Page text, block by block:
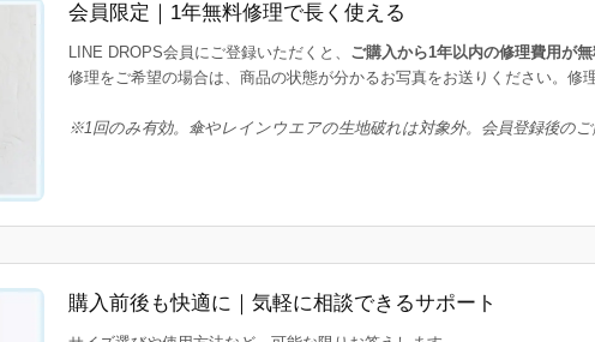
会員限定｜1年無料修理で長く使える
LINE DROPS会員にご登録いただくと、 ご購入から1年以内の修理費用が
修理をご希望の場合は、商品の状態が分かるお写真をお送りください。修
※1回のみ有効。傘やレインウエアの生地破れは対象外。会員登録後のご
購入前後も快適に｜気軽に相談できるサポート